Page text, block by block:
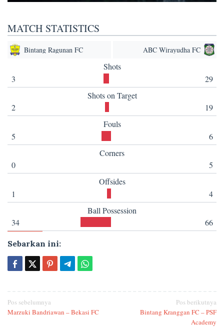
MATCH STATISTICS
Bintang Ragunan FC ABC Wirayudha FC
Shots
3
29
Shots on Target
2
19
Fouls
5
6
Corners
0
5
Offsides
1
4
Ball Possession
34
66
Sebarkan ini:
Navigasi
pos
Pos sebelumnya
Marzuki Bandriawan – Bekasi FC
Pos berikutnya
Bintang Kranggan FC – PSF
Academy